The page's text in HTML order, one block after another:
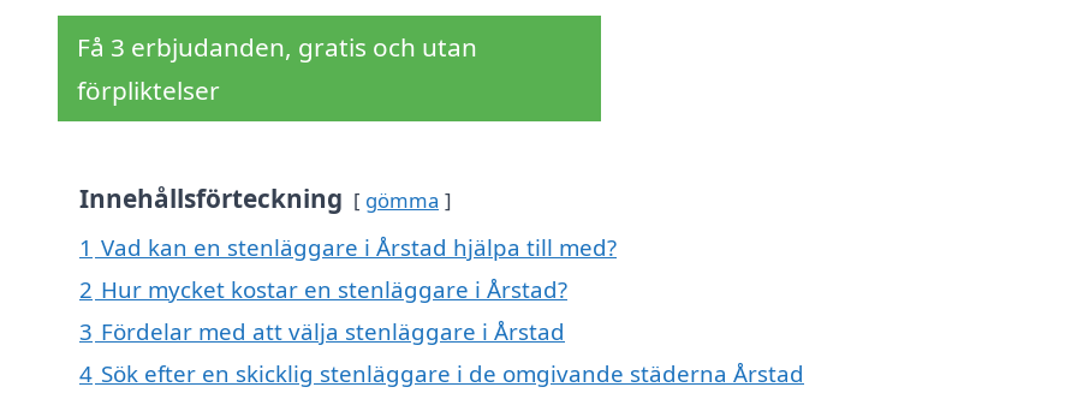
Få 3 erbjudanden, gratis och utan
förpliktelser
Innehållsförteckning gömma
1 Vad kan en stenläggare i Årstad hjälpa till med?
2 Hur mycket kostar en stenläggare i Årstad?
3 Fördelar med att välja stenläggare i Årstad
4 Sök efter en skicklig stenläggare i de omgivande städerna Årstad